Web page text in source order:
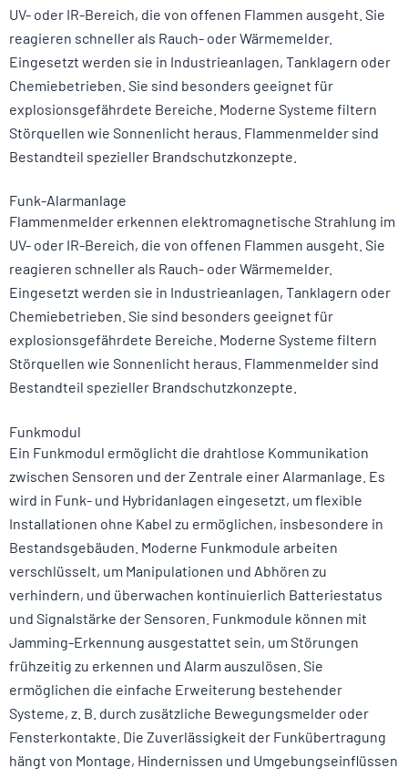
UV- oder IR-Bereich, die von offenen Flammen ausgeht. Sie
reagieren schneller als Rauch- oder Wärmemelder.
Eingesetzt werden sie in Industrieanlagen, Tanklagern oder
Chemiebetrieben. Sie sind besonders geeignet für
explosionsgefährdete Bereiche. Moderne Systeme filtern
Störquellen wie Sonnenlicht heraus. Flammenmelder sind
Bestandteil spezieller Brandschutzkonzepte.
Funk-Alarmanlage
Flammenmelder erkennen elektromagnetische Strahlung im
UV- oder IR-Bereich, die von offenen Flammen ausgeht. Sie
reagieren schneller als Rauch- oder Wärmemelder.
Eingesetzt werden sie in Industrieanlagen, Tanklagern oder
Chemiebetrieben. Sie sind besonders geeignet für
explosionsgefährdete Bereiche. Moderne Systeme filtern
Störquellen wie Sonnenlicht heraus. Flammenmelder sind
Bestandteil spezieller Brandschutzkonzepte.
Funkmodul
Ein Funkmodul ermöglicht die drahtlose Kommunikation
zwischen Sensoren und der Zentrale einer Alarmanlage. Es
wird in Funk- und Hybridanlagen eingesetzt, um flexible
Installationen ohne Kabel zu ermöglichen, insbesondere in
Bestandsgebäuden. Moderne Funkmodule arbeiten
verschlüsselt, um Manipulationen und Abhören zu
verhindern, und überwachen kontinuierlich Batteriestatus
und Signalstärke der Sensoren. Funkmodule können mit
Jamming-Erkennung ausgestattet sein, um Störungen
frühzeitig zu erkennen und Alarm auszulösen. Sie
ermöglichen die einfache Erweiterung bestehender
Systeme, z. B. durch zusätzliche Bewegungsmelder oder
Fensterkontakte. Die Zuverlässigkeit der Funkübertragung
hängt von Montage, Hindernissen und Umgebungseinflüssen